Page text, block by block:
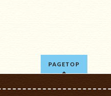
PAGETOP